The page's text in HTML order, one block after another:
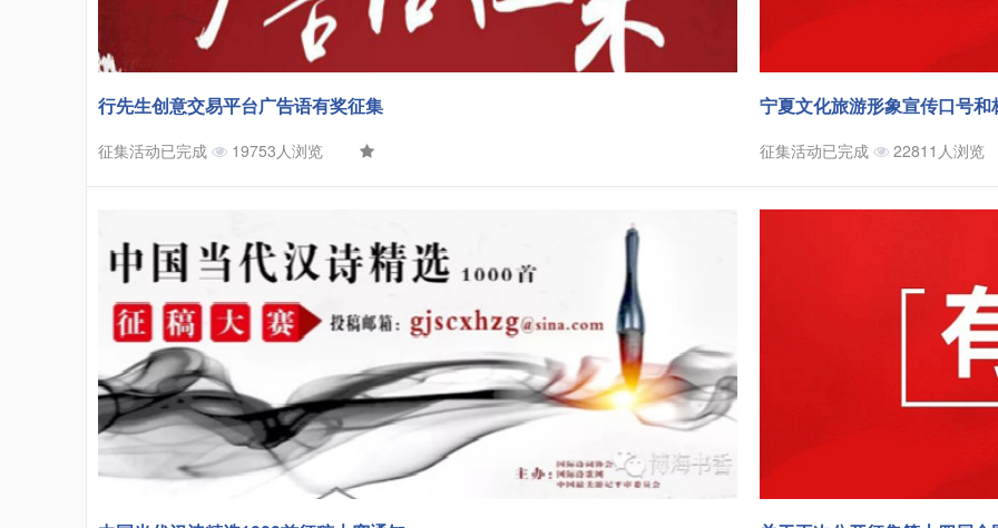
行先生创意交易平台广告语有奖征集
征集活动已完成 19753人浏览
宁夏文化旅游形象宣传口号和
征集活动已完成 22811人浏览